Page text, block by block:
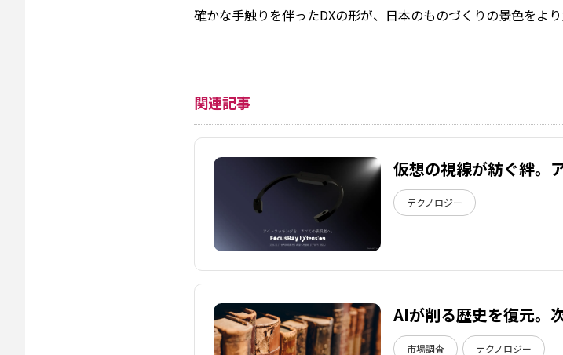
確かな手触りを伴ったDXの形が、日本のものづくりの景色をよ
関連記事
仮想の視線が紡ぐ絆。
テクノロジー
AIが削る歴史を復元。
市場調査 テクノロジー